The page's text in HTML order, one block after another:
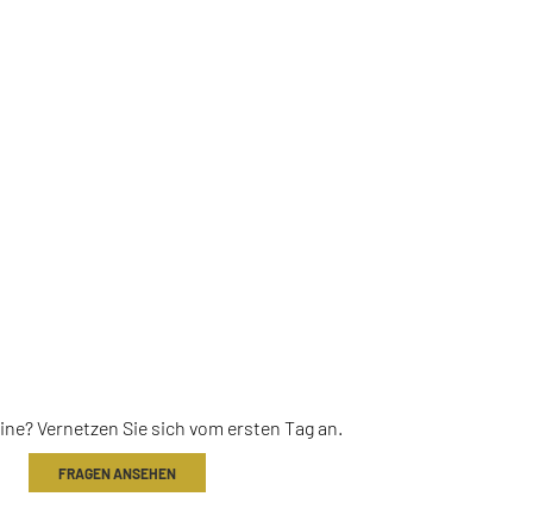
Vernetzen Sie sich vom ersten Tag an.
FRAGEN ANSEHEN